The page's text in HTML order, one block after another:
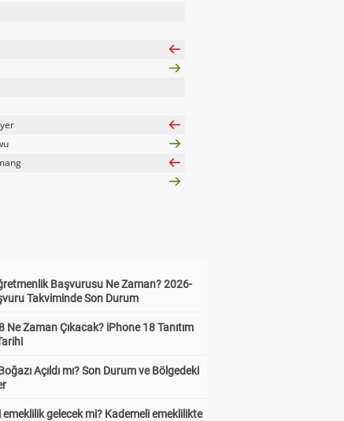
Başvurusu Ne Zaman? 2026-
Takviminde Son Durum
Ne Zaman Çıkacak? iPhone 18 Tanıtım
Açıldı mı? Son Durum ve Bölgedeki
emeklilik gelecek mi? Kademeli emeklilikte